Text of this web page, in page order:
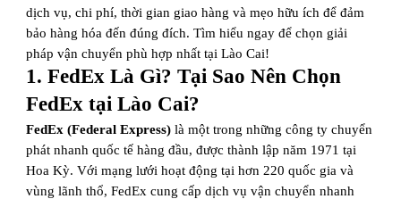
dịch vụ, chi phí, thời gian giao hàng và mẹo hữu ích để đảm
bảo hàng hóa đến đúng đích. Tìm hiểu ngay để chọn giải
pháp vận chuyển phù hợp nhất tại Lào Cai!
1. FedEx Là Gì? Tại Sao Nên Chọn
FedEx tại Lào Cai?
FedEx (Federal Express) là một trong những công ty chuyển
phát nhanh quốc tế hàng đầu, được thành lập năm 1971 tại
Hoa Kỳ. Với mạng lưới hoạt động tại hơn 220 quốc gia và
vùng lãnh thổ, FedEx cung cấp dịch vụ vận chuyển nhanh